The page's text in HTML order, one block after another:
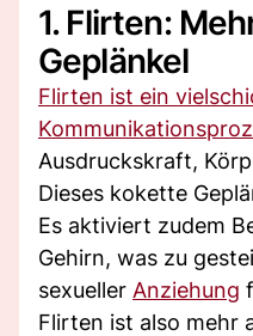
1. Flirten:
Geplänkel
Flirten ist ein
Ausdruckskraft,
Dieses kokette
Es aktiviert zudem
Gehirn, was zu
sexueller Anziehung
Flirten ist also mehr